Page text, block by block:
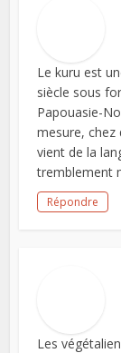
Le kuru est
siècle sous
Papouasie-
mesure, chez
vient de la
tremblement
Répondre
Les